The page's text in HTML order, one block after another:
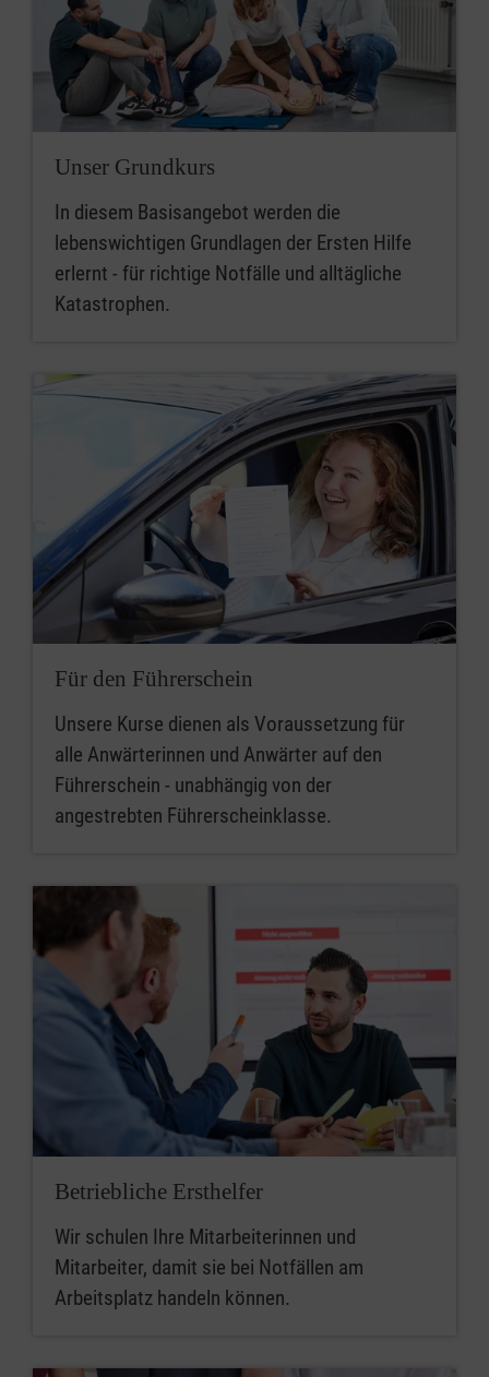
Unser Grundkurs
In diesem Basisangebot werden die
lebenswichtigen Grundlagen der Ersten Hilfe
erlernt - für richtige Notfälle und alltägliche
Katastrophen.
Für den Führerschein
Unsere Kurse dienen als Voraussetzung für
alle Anwärterinnen und Anwärter auf den
Führerschein - unabhängig von der
angestrebten Führerscheinklasse.
Betriebliche Ersthelfer
Wir schulen Ihre Mitarbeiterinnen und
Mitarbeiter, damit sie bei Notfällen am
Arbeitsplatz handeln können.